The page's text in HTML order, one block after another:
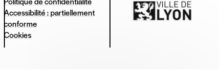
Accessibilité : partiellement
conforme
Cookies